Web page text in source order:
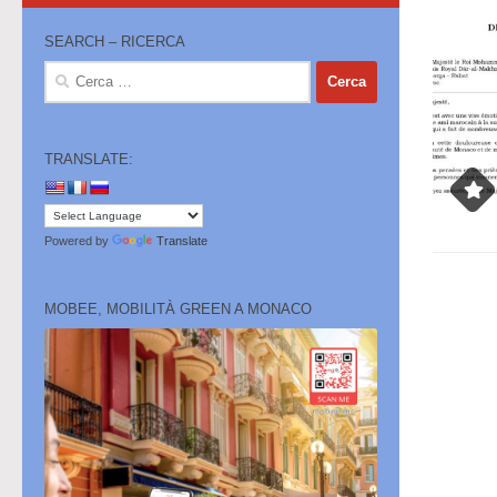
SEARCH – RICERCA
Ricerca
TRANSLATE:
Powered by Translate
MOBEE, MOBILITÀ GREEN A MONACO